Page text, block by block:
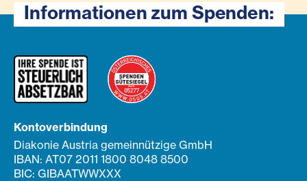
Informationen zum Spenden:
Kontoverbindung
Diakonie Austria gemeinnützige GmbH
IBAN: AT07 2011 1800 8048 8500
BIC: GIBAATWWXXX